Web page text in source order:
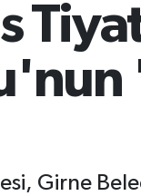
Girne